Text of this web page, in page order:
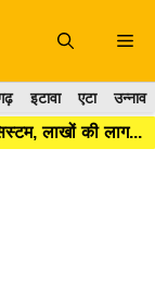
इटावा एटा उन्नाव
आरआरसी सेंटर बनाकर भूल गया सिस्टम, लाखों की लागत के बाद भी कूड़ा प्रबंधन बेपटरी।।